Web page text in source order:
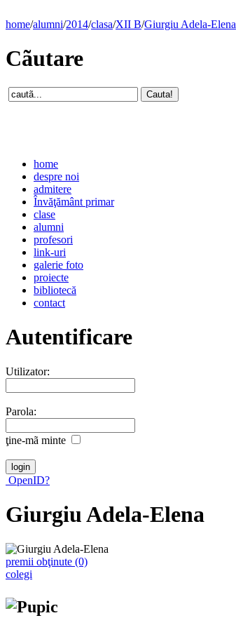
home/alumni/2014/clasa/XII B/Giurgiu Adela-Elena
Cãutare
home
despre noi
admitere
Învăţământ primar
clase
alumni
profesori
link-uri
galerie foto
proiecte
bibliotecă
contact
Autentificare
Utilizator:
Parola:
ţine-mã minte
OpenID?
Giurgiu Adela-Elena
premii obţinute (0)
colegi